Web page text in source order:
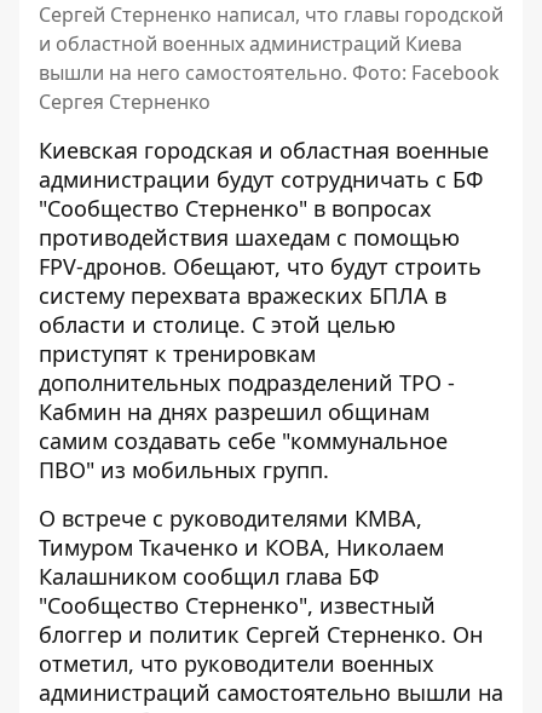
Сергей Стерненко написал, что главы городской
и областной военных администраций Киева
вышли на него самостоятельно. Фото: Facebook
Сергея Стерненко
Киевская городская и областная военные
администрации будут сотрудничать с БФ
"Сообщество Стерненко" в вопросах
противодействия шахедам с помощью
FPV-дронов. Обещают, что будут строить
систему перехвата вражеских БПЛА в
области и столице. С этой целью
приступят к тренировкам
дополнительных подразделений ТРО -
Кабмин на днях разрешил общинам
самим создавать себе "коммунальное
ПВО" из мобильных групп.
О встрече с руководителями КМВА,
Тимуром Ткаченко и КОВА, Николаем
Калашником сообщил глава БФ
"Сообщество Стерненко", известный
блоггер и политик Сергей Стерненко. Он
отметил, что руководители военных
администраций самостоятельно вышли на